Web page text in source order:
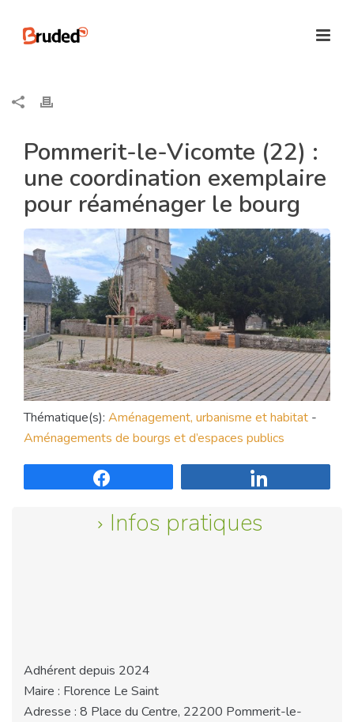
Pommerit-le-Vicomte (22) :
une coordination exemplaire
pour réaménager le bourg
Thématique(s): Aménagement, urbanisme et habitat -
Aménagements de bourgs et d’espaces publics
Infos pratiques
Adhérent depuis 2024
Maire : Florence Le Saint
Adresse : 8 Place du Centre, 22200 Pommerit-le-